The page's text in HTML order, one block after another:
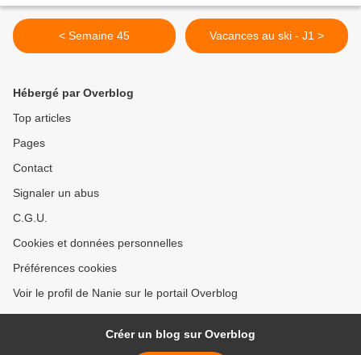
< Semaine 45 Vacances au ski - J1 >
Hébergé par Overblog
Top articles
Pages
Contact
Signaler un abus
C.G.U.
Cookies et données personnelles
Préférences cookies
Voir le profil de Nanie sur le portail Overblog
Créer un blog sur Overblog